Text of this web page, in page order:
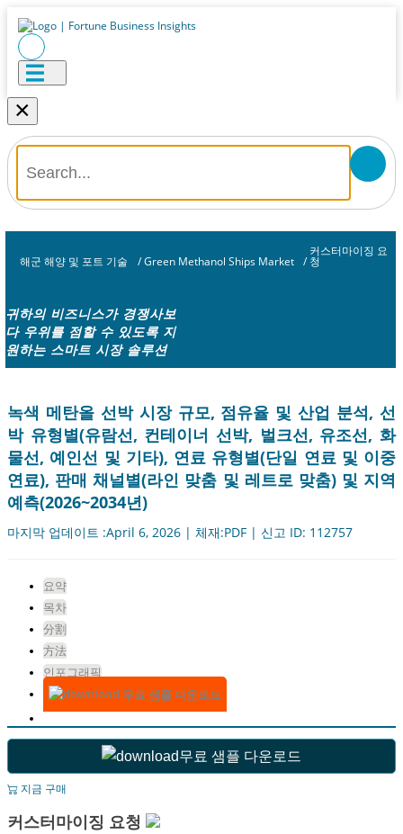
×
해군 해양 및 포트 기술 / Green Methanol Ships Market /
커스터마이징 요
청
귀하의 비즈니스가 경쟁사보
다 우위를 점할 수 있도록 지
원하는 스마트 시장 솔루션
녹색 메탄올 선박 시장 규모, 점유율 및 산업 분석, 선
박 유형별(유람선, 컨테이너 선박, 벌크선, 유조선, 화
물선, 예인선 및 기타), 연료 유형별(단일 연료 및 이중
연료), 판매 채널별(라인 맞춤 및 레트로 맞춤) 및 지역
예측(2026~2034년)
마지막 업데이트 :April 6, 2026 | 체재:PDF | 신고 ID: 112757
요약
목차
分割
方法
인포그래픽
무료 샘플 다운로드
무료 샘플 다운로드
지금 구매
커스터마이징 요청